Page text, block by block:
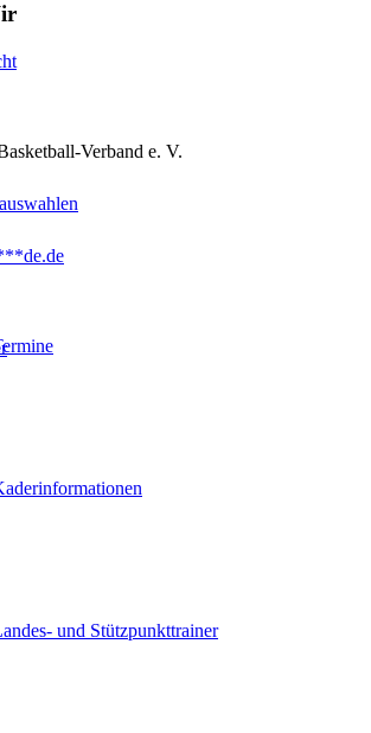
und Stützpunkttrainer
Verband e. V.
de.de